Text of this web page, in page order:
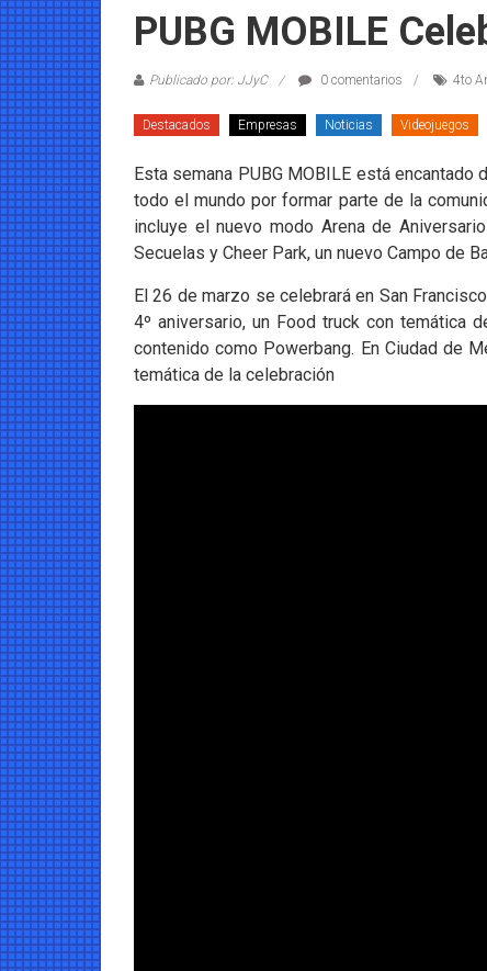
Coleccionables
y
entretenimiento
coleccionistas.
PUBG MOBILE
Publicado por: JJyC 0 comentarios 4to
Destacados Empresas Noticias Videojuegos
Esta semana PUBG MOBILE está
todo el mundo por formar parte de la
incluye el nuevo modo Arena de
Secuelas y Cheer Park, un nuevo Campo de
El 26 de marzo se celebrará en San
4º aniversario, un Food truck con temática
contenido como Powerbang. En Ciudad de
temática de la celebración